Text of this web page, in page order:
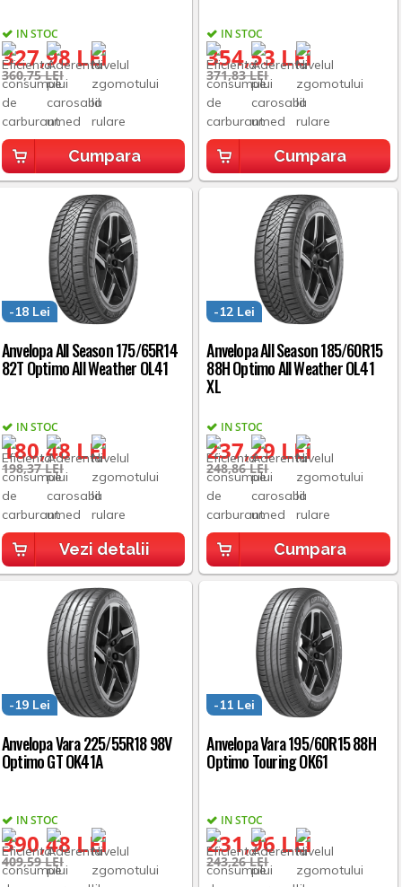
IN STOC
327,98 LEI
360,75 LEI
Cumpara
IN STOC
354,53 LEI
371,83 LEI
Cumpara
Anvelopa All Season 175/65R14
82T Optimo All Weather OL41
IN STOC
180,48 LEI
-18 Lei
198,37 LEI
Vezi detalii
Anvelopa All Season 185/60R15
88H Optimo All Weather OL41
XL
IN STOC
237,29 LEI
-12 Lei
248,86 LEI
Cumpara
Anvelopa Vara 225/55R18 98V
Optimo GT OK41A
IN STOC
390,48 LEI
-19 Lei
409,59 LEI
Anvelopa Vara 195/60R15 88H
Optimo Touring OK61
IN STOC
231,96 LEI
-11 Lei
243,26 LEI